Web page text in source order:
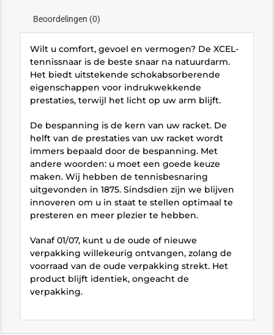
Beoordelingen (0)
Wilt u comfort, gevoel en vermogen? De XCEL-
tennissnaar is de beste snaar na natuurdarm.
Het biedt uitstekende schokabsorberende
eigenschappen voor indrukwekkende
prestaties, terwijl het licht op uw arm blijft.
De bespanning is de kern van uw racket. De
helft van de prestaties van uw racket wordt
immers bepaald door de bespanning. Met
andere woorden: u moet een goede keuze
maken. Wij hebben de tennisbesnaring
uitgevonden in 1875. Sindsdien zijn we blijven
innoveren om u in staat te stellen optimaal te
presteren en meer plezier te hebben.
Vanaf 01/07, kunt u de oude of nieuwe
verpakking willekeurig ontvangen, zolang de
voorraad van de oude verpakking strekt. Het
product blijft identiek, ongeacht de
verpakking.